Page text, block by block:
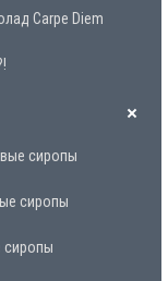
Carpe Diem
сиропы
сиропы
сиропы